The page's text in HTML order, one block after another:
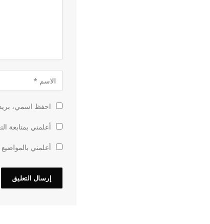
احفظ اسمي،
أعلمني بمتابعة
أعلمني